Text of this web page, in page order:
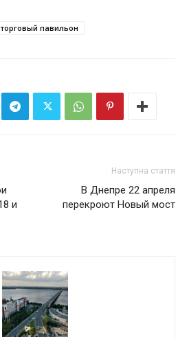
павильон
и
Наступна стаття
В Днепре 22 апреля
перекроют Новый мост